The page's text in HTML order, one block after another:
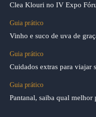
Clea Klouri no IV Expo
Guia prático
Vinho e suco de uva de
Guia prático
Cuidados extras para viajar
Guia prático
Pantanal, saiba qual